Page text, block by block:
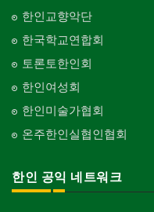
한인교향악단
한국학교연합회
토론토한인회
한인여성회
한인미술가협회
온주한인실협인협회
한인 공익 네트워크